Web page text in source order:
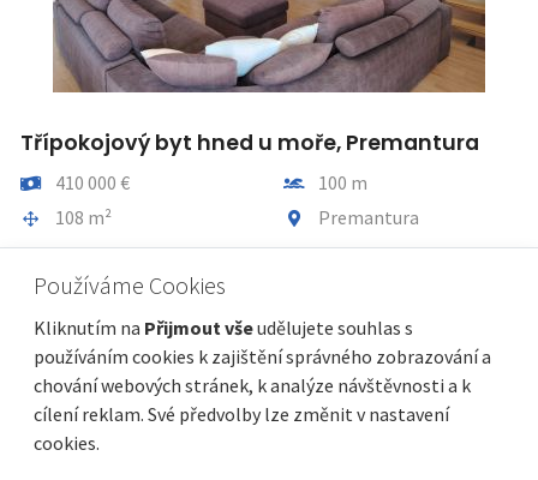
Třípokojový byt hned u moře, Premantura
Cena410 000 € Vzdálenost od moře
100 m
Plocha celkem
108 m² Obec, část obce
Premantura
Používáme Cookies
Kliknutím na Přijmout všeudělujete souhlas s
používáním cookies k zajištění správného zobrazování a
chování webových stránek, k analýze návštěvnosti a k
cílení reklam. Své předvolby lze změnit v nastavení
cookies.